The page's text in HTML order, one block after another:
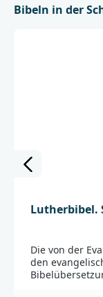
Bibeln in der
Lutherbibel.
Die von der
den